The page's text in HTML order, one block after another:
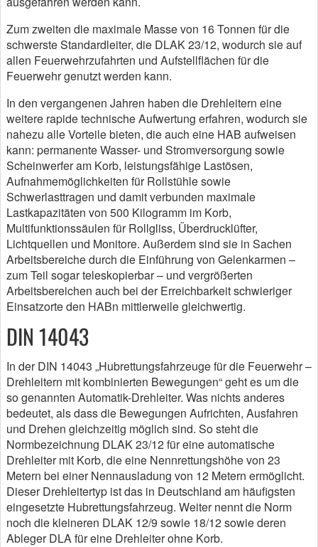
Zum zweiten die maximale Masse von 16 Tonnen für die
schwerste Standardleiter, die DLAK 23/12, wodurch sie auf
allen Feuerwehrzufahrten und Aufstellflächen für die
Feuerwehr genutzt werden kann.
In den vergangenen Jahren haben die Drehleitern eine
weitere rapide technische Aufwertung erfahren, wodurch sie
nahezu alle Vorteile bieten, die auch eine HAB aufweisen
kann: permanente Wasser- und Stromversorgung sowie
Scheinwerfer am Korb, leistungsfähige Lastösen,
Aufnahmemöglichkeiten für Rollstühle sowie
Schwerlasttragen und damit verbunden maximale
Lastkapazitäten von 500 Kilogramm im Korb,
Multifunktionssäulen für Rollgliss, Überdrucklüfter,
Lichtquellen und Monitore. Außerdem sind sie in Sachen
Arbeitsbereiche durch die Einführung von Gelenkarmen –
zum Teil sogar teleskopierbar – und vergrößerten
Arbeitsbereichen auch bei der Erreichbarkeit schwieriger
Einsatzorte den HABn mittlerweile gleichwertig.
DIN 14043
In der DIN 14043 „Hubrettungsfahrzeuge für die Feuerwehr –
Drehleitern mit kombinierten Bewegungen“ geht es um die
so genannten Automatik-Drehleiter. Was nichts anderes
bedeutet, als dass die Bewegungen Aufrichten, Ausfahren
und Drehen gleichzeitig möglich sind. So steht die
Normbezeichnung DLAK 23/12 für eine automatische
Drehleiter mit Korb, die eine Nennrettungshöhe von 23
Metern bei einer Nennausladung von 12 Metern ermöglicht.
Dieser Drehleitertyp ist das in Deutschland am häufigsten
eingesetzte Hubrettungsfahrzeug. Weiter nennt die Norm
noch die kleineren DLAK 12/9 sowie 18/12 sowie deren
Ableger DLA für eine Drehleiter ohne Korb.